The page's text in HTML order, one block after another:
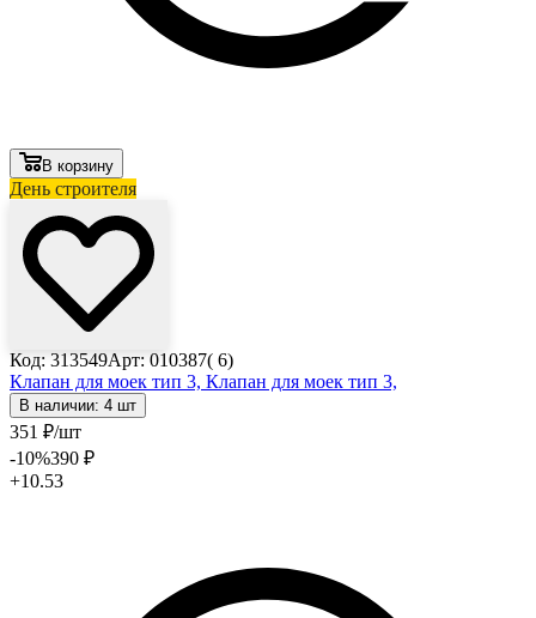
В корзину
День строителя
Код: 313549Арт: 010387( 6)
Клапан для моек тип 3, Клапан для моек тип 3,
В наличии: 4 шт
351 ₽/шт
-10%390 ₽
+10.53